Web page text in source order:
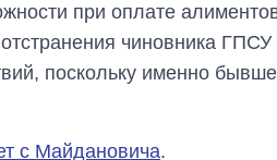
при оплате
чиновника ГПСУ
поскольку именно
с Майдановича.